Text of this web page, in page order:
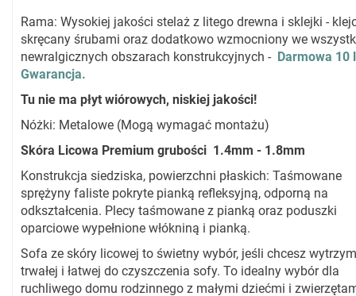
Rama: Wysokiej jakości stelaż z litego drewna i sklejki -
skręcany śrubami oraz dodatkowo wzmocniony we
newralgicznych obszarach konstrukcyjnych - Darmowa 10
Gwarancja.
Tu nie ma płyt wiórowych, niskiej jakości!
Nóżki: Metalowe (Mogą wymagać montażu)
Skóra Licowa Premium grubości 1.4mm - 1.8mm
Konstrukcja siedziska, powierzchni płaskich: Taśmowane
sprężyny faliste pokryte pianką refleksyjną, odporną na
odkształcenia. Plecy taśmowane z pianką oraz poduszki
oparciowe wypełnione włókniną i pianką.
Sofa ze skóry licowej to świetny wybór, jeśli chcesz
trwałej i łatwej do czyszczenia sofy. To idealny wybór dla
ruchliwego domu rodzinnego z małymi dziećmi i